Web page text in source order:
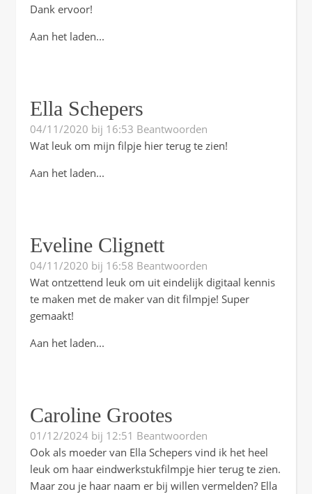
Dank ervoor!
Aan het laden...
Ella Schepers
04/11/2020 bij 16:53 Beantwoorden
Wat leuk om mijn filpje hier terug te zien!
Aan het laden...
Eveline Clignett
04/11/2020 bij 16:58 Beantwoorden
Wat ontzettend leuk om uit eindelijk digitaal kennis
te maken met de maker van dit filmpje! Super
gemaakt!
Aan het laden...
Caroline Grootes
01/12/2024 bij 12:51 Beantwoorden
Ook als moeder van Ella Schepers vind ik het heel
leuk om haar eindwerkstukfilmpje hier terug te zien.
Maar zou je haar naam er bij willen vermelden? Ella